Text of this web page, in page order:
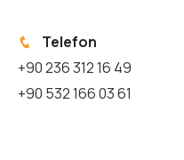
Telefon
+90 236 312 16 49
+90 532 166 03 61